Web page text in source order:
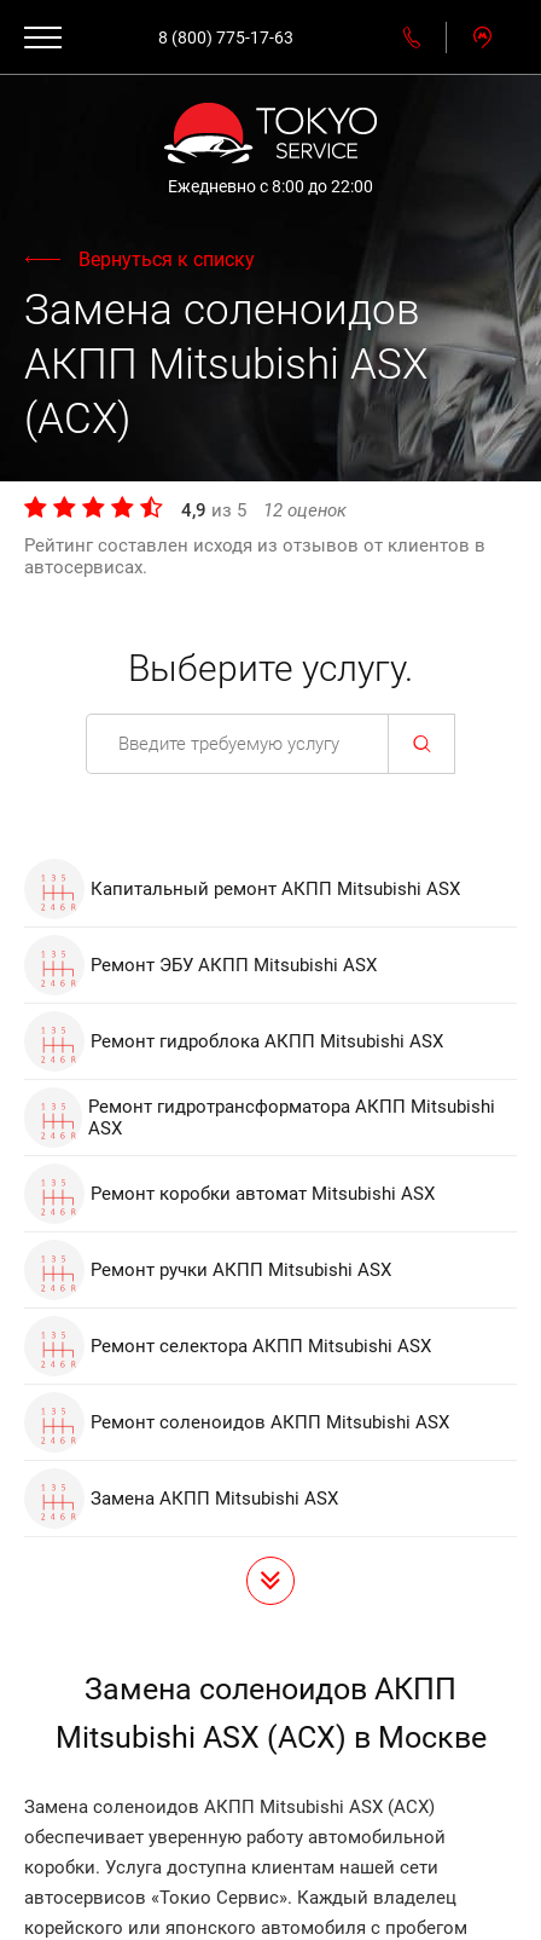
8 (800) 775-17-63
Ежедневно с 8:00 до 22:00
Вернуться к списку
Замена соленоидов
АКПП Mitsubishi ASX
(АСХ)
4,9 из 5 12 оценок
Рейтинг составлен исходя из отзывов от клиентов в
автосервисах.
Выберите услугу.
Капитальный ремонт АКПП Mitsubishi ASX
Ремонт ЭБУ АКПП Mitsubishi ASX
Ремонт гидроблока АКПП Mitsubishi ASX
Ремонт гидротрансформатора АКПП Mitsubishi
ASX
Ремонт коробки автомат Mitsubishi ASX
Ремонт ручки АКПП Mitsubishi ASX
Ремонт селектора АКПП Mitsubishi ASX
Ремонт соленоидов АКПП Mitsubishi ASX
Замена АКПП Mitsubishi ASX
Замена соленоидов АКПП
Mitsubishi ASX (АСХ) в Москве
Замена соленоидов АКПП Mitsubishi ASX (АСХ)
обеспечивает уверенную работу автомобильной
коробки. Услуга доступна клиентам нашей сети
автосервисов «Токио Сервис». Каждый владелец
корейского или японского автомобиля с пробегом